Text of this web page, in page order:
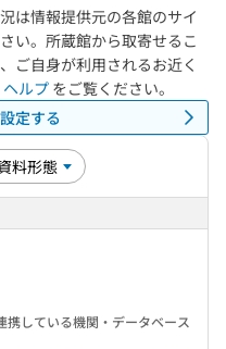
は情報提供元の各館のサイ
い。所蔵館から取寄せるこ
ご自身が利用されるお近く
ヘルプ をご覧ください。
定する
している機関・データベース